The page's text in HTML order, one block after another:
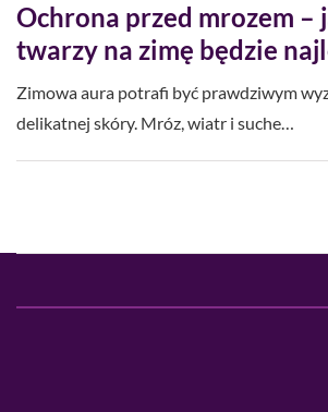
Ochrona przed mrozem –
twarzy na zimę będzie
Zimowa aura potrafi być prawdziwym
delikatnej skóry. Mróz, wiatr i suche…